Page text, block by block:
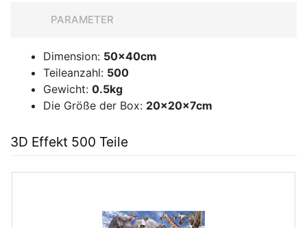
PARAMETER
Dimension: 50x40cm
Teileanzahl: 500
Gewicht: 0.5kg
Die Größe der Box: 20x20x7cm
3D Effekt 500 Teile